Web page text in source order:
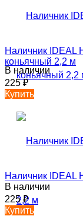
Наличник IDEAL
коньячный 2,2 м
В наличии
225₽
Купить
Наличник IDEAL
В наличии
225₽
Купить